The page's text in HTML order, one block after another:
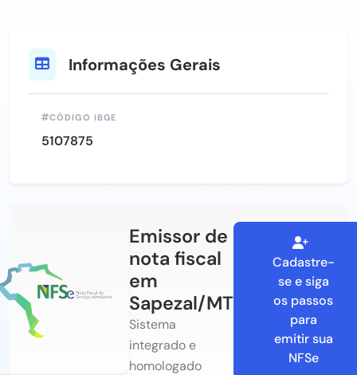
Informações Gerais
CÓDIGO IBGE
5107875
Emissor de
nota fiscal
em
Sapezal/MT
Sistema
integrado e
homologado
Cadastre-
se e siga
os passos
para
emitir sua
NFSe